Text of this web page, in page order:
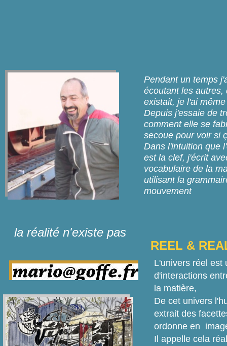
Pendant un temps
écoutant les autres,
existait, je l'ai
Depuis j'essaie de
comment elle se
secoue pour voir si
Dans l'intuition que
est la clef, j'écrit
vocabulaire de la
utilisant la
mouvement
la réalité n'existe pas
REEL &
L'univers réel est
d'interactions
la matière,
De cet univers
extrait des
ordonne en
Il appelle cela